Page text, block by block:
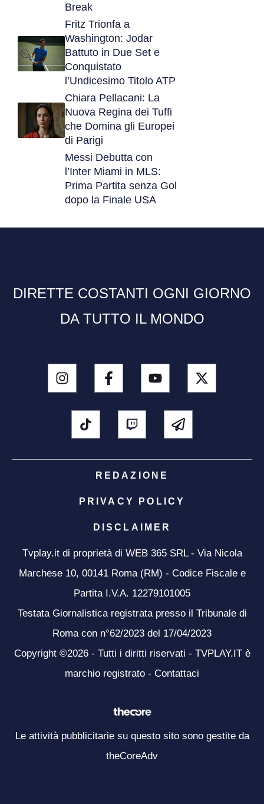
Break
Fritz Trionfa a
Washington: Jodar
Battuto in Due Set e
Conquistato
l’Undicesimo Titolo ATP
Chiara Pellacani: La
Nuova Regina dei Tuffi
che Domina gli Europei
di Parigi
Messi Debutta con
l’Inter Miami in MLS:
Prima Partita senza Gol
dopo la Finale USA
DIRETTE COSTANTI OGNI GIORNO
DA TUTTO IL MONDO
REDAZIONE
PRIVACY POLICY
DISCLAIMER
Tvplay.it di proprietà di WEB 365 SRL - Via Nicola
Marchese 10, 00141 Roma (RM) - Codice Fiscale e
Partita I.V.A. 12279101005
Testata Giornalistica registrata presso il Tribunale di
Roma con n°62/2023 del 17/04/2023
Copyright ©2026 - Tutti i diritti riservati - TVPLAY.IT è
marchio registrato - Contattaci
Le attività pubblicitarie su questo sito sono gestite da
theCoreAdv